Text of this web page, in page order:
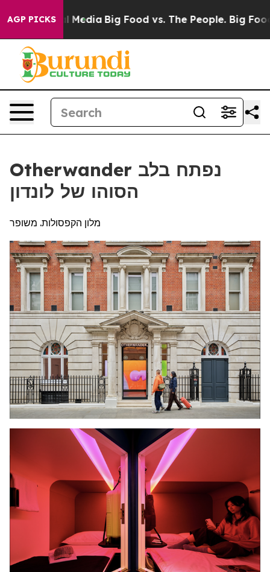
AGP PICKS
Media Big Food vs. The People. Big Food’s
Otherwander נפתח בלב
הסוהו של לונדון
מלון הקפסולות. משופר